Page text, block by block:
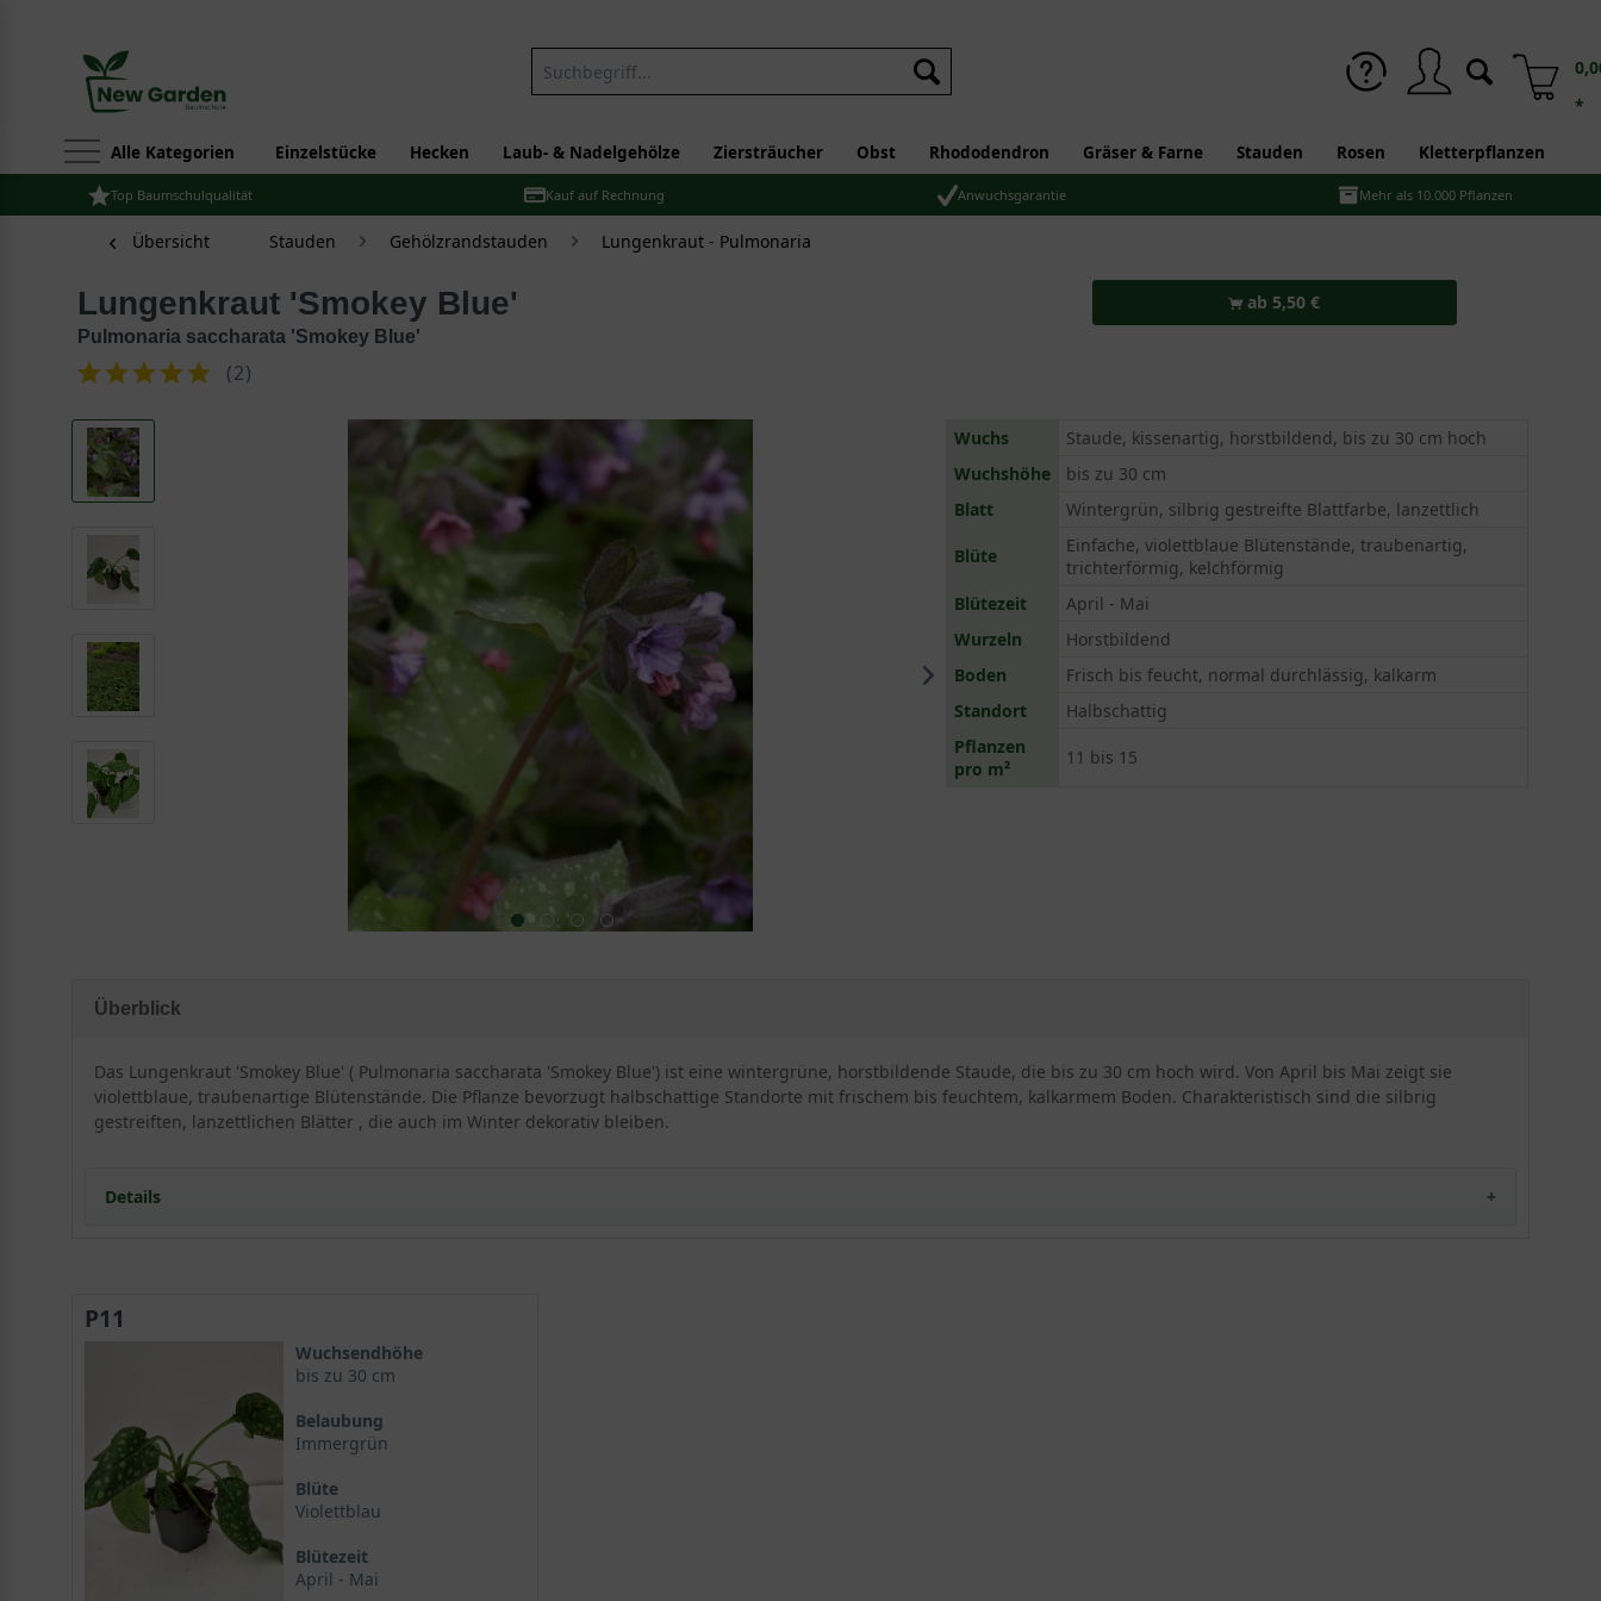
*
Alle Kategorien Einzelstücke Hecken Laub- & Nadelgehölze Ziersträucher Obst Rhododendron Gräser & Farne Stauden Rosen Kletterpflanzen
Top Baumschulqualität Kauf auf Rechnung Anwuchsgarantie Mehr als 10.000 Pflanzen
Übersicht Stauden Gehölzrandstauden Lungenkraut - Pulmonaria
Lungenkraut 'Smokey Blue'
Pulmonaria saccharata 'Smokey Blue'
(2)
ab 5,50 €
Wuchs
Staude, kissenartig, horstbildend, bis zu 30 cm hoch
Wuchshöhe
bis zu 30 cm
Blatt
Wintergrün, silbrig gestreifte Blattfarbe, lanzettlich
Blüte
Einfache, violettblaue Blütenstände, traubenartig,
trichterförmig, kelchförmig
Blütezeit
April - Mai
Wurzeln
Horstbildend
Boden
Frisch bis feucht, normal durchlässig, kalkarm
Standort
Halbschattig
Pflanzen
pro m²
11 bis 15
Überblick
Das Lungenkraut 'Smokey Blue' ( Pulmonaria saccharata 'Smokey Blue') ist eine wintergrüne, horstbildende Staude, die bis zu 30 cm hoch wird. Von April bis Mai zeigt sie
violettblaue, traubenartige Blütenstände. Die Pflanze bevorzugt halbschattige Standorte mit frischem bis feuchtem, kalkarmem Boden. Charakteristisch sind die silbrig
gestreiften, lanzettlichen Blätter , die auch im Winter dekorativ bleiben.
Details
Blüten und Blütezeit
Licht und Schatten für Pulmonaria saccharata 'Smokey Blue'
Bodenbeschaffenheit
Blüte und Blattwerk von 'Smokey Blue'
Farbenspiel der Blüten
Die silbrig gestreiften Blätter des Lungenkrauts
Verwendung im Garten
Waldrand und Schattenbeete mit Pulmonaria saccharata 'Smokey Blue'
Bodendecker und Unterpflanzung
P11
Wuchsendhöhe
bis zu 30 cm
Belaubung
Immergrün
Blüte
Violettblau
Blütezeit
April - Mai